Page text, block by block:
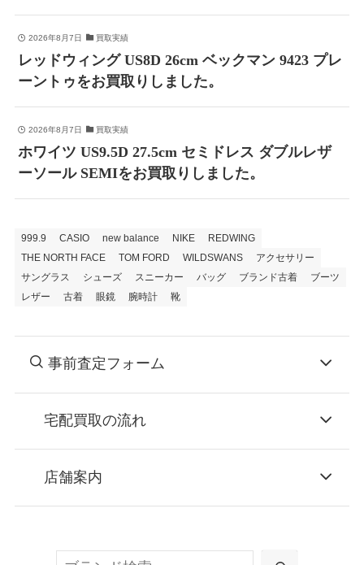
2026年8月7日 買取実績
レッドウィング US8D 26cm ベックマン 9423 プレ
ーントゥをお買取りしました。
2026年8月7日 買取実績
ホワイツ US9.5D 27.5cm セミドレス ダブルレザ
ーソール SEMIをお買取りしました。
999.9 CASIO new balance NIKE
REDWING
THE NORTH FACE
TOM FORD WILDSWANS
アクセサリー
サングラス
シューズ スニーカー バッグ ブランド古着
ブーツ
レザー
古着 眼鏡 腕時計 靴
事前査定フォーム
宅配買取の流れ
お申込み
店舗案内